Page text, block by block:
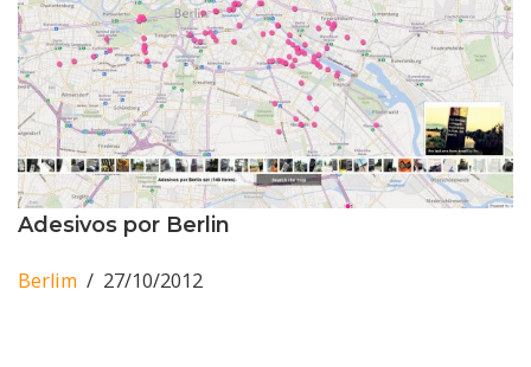
Adesivos por Berlin
Berlim 27/10/2012